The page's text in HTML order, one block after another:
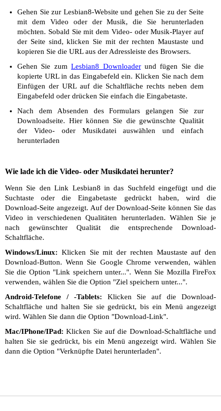
Gehen Sie zur Lesbian8-Website und gehen Sie zu der Seite
mit dem Video oder der Musik, die Sie herunterladen
möchten. Sobald Sie mit dem Video- oder Musik-Player auf
der Seite sind, klicken Sie mit der rechten Maustaste und
kopieren Sie die URL aus der Adressleiste des Browsers.
Gehen Sie zumLesbian8 Downloaderund fügen Sie die
kopierte URL in das Eingabefeld ein. Klicken Sie nach dem
Einfügen der URL auf die Schaltfläche rechts neben dem
Eingabefeld oder drücken Sie einfach die Eingabetaste.
Nach dem Absenden des Formulars gelangen Sie zur
Downloadseite. Hier können Sie die gewünschte Qualität
der Video- oder Musikdatei auswählen und einfach
herunterladen
Wie lade ich die Video- oder Musikdatei herunter?
Wenn Sie den Link Lesbian8 in das Suchfeld eingefügt und die
Suchtaste oder die Eingabetaste gedrückt haben, wird die
Download-Seite angezeigt. Auf der Download-Seite können Sie das
Video in verschiedenen Qualitäten herunterladen. Wählen Sie je
nach gewünschter Qualität die entsprechende Download-
Schaltfläche.
Windows/Linux: Klicken Sie mit der rechten Maustaste auf den
Download-Button. Wenn Sie Google Chrome verwenden, wählen
Sie die Option "Link speichern unter...". Wenn Sie Mozilla FireFox
verwenden, wählen Sie die Option "Ziel speichern unter...".
Android-Telefone / -Tablets: Klicken Sie auf die Download-
Schaltfläche und halten Sie sie gedrückt, bis ein Menü angezeigt
wird. Wählen Sie dann die Option "Download-Link".
Mac/IPhone/IPad: Klicken Sie auf die Download-Schaltfläche und
halten Sie sie gedrückt, bis ein Menü angezeigt wird. Wählen Sie
dann die Option "Verknüpfte Datei herunterladen".